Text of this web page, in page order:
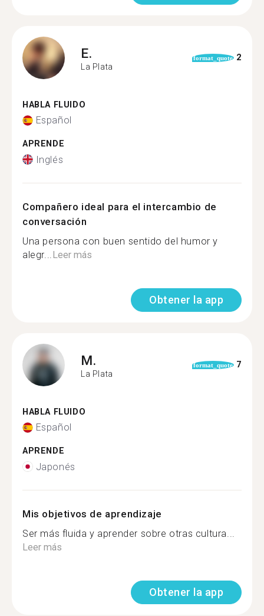
E.
La Plata
format_quote 2
HABLA FLUIDO
Español
APRENDE
Inglés
Compañero ideal para el intercambio de
conversación
Una persona con buen sentido del humor y
alegr... Leer más
Obtener la app
M.
La Plata
format_quote 7
HABLA FLUIDO
Español
APRENDE
Japonés
Mis objetivos de aprendizaje
Ser más fluida y aprender sobre otras cultura...
Leer más
Obtener la app